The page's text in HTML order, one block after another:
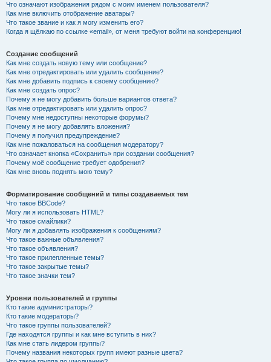
Что означают изображения рядом с моим именем пользователя?
Как мне включить отображение аватары?
Что такое звание и как я могу изменить его?
Когда я щёлкаю по ссылке «email», от меня требуют войти на конференцию!
Создание сообщений
Как мне создать новую тему или сообщение?
Как мне отредактировать или удалить сообщение?
Как мне добавить подпись к своему сообщению?
Как мне создать опрос?
Почему я не могу добавить больше вариантов ответа?
Как мне отредактировать или удалить опрос?
Почему мне недоступны некоторые форумы?
Почему я не могу добавлять вложения?
Почему я получил предупреждение?
Как мне пожаловаться на сообщения модератору?
Что означает кнопка «Сохранить» при создании сообщения?
Почему моё сообщение требует одобрения?
Как мне вновь поднять мою тему?
Форматирование сообщений и типы создаваемых тем
Что такое BBCode?
Могу ли я использовать HTML?
Что такое смайлики?
Могу ли я добавлять изображения к сообщениям?
Что такое важные объявления?
Что такое объявления?
Что такое прилепленные темы?
Что такое закрытые темы?
Что такое значки тем?
Уровни пользователей и группы
Кто такие администраторы?
Кто такие модераторы?
Что такое группы пользователей?
Где находятся группы и как мне вступить в них?
Как мне стать лидером группы?
Почему названия некоторых групп имеют разные цвета?